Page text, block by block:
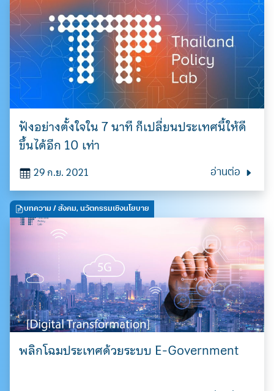
Search
ฟังอย่างตั้งใจใน 7 นาที ก็เปลี่ยนประเทศนี้ให้ดี
ขึ้นได้อีก 10 เท่า
29 ก.ย. 2021 อ่านต่อ
บทความ / สังคม, นวัตกรรมเชิงนโยบาย
พลิกโฉมประเทศด้วยระบบ E-Government